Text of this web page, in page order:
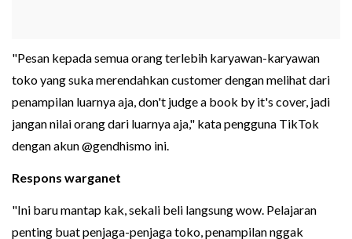
"Pesan kepada semua orang terlebih karyawan-karyawan
toko yang suka merendahkan customer dengan melihat dari
penampilan luarnya aja, don't judge a book by it's cover, jadi
jangan nilai orang dari luarnya aja," kata pengguna TikTok
dengan akun @gendhismo ini.
Respons warganet
"Ini baru mantap kak, sekali beli langsung wow. Pelajaran
penting buat penjaga-penjaga toko, penampilan nggak